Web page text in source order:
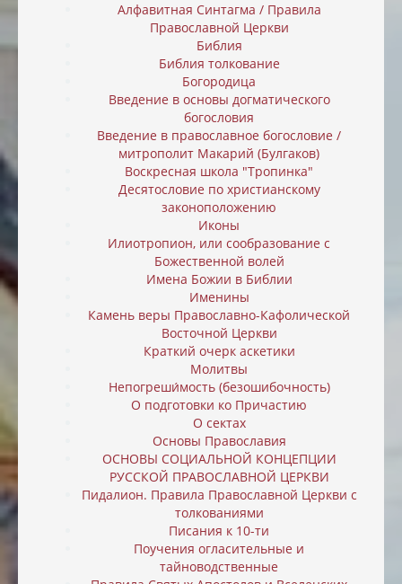
Алфавитная Синтагма / Правила
Православной Церкви
Библия
Библия толкование
Богородица
Введение в основы догматического
богословия
Введение в православное богословие /
митрополит Макарий (Булгаков)
Воскресная школа "Тропинка"
Десятословие по христианскому
законоположению
Иконы
Илиотропион, или cообразование с
Божественной волей
Имена Божии в Библии
Именины
Камень веры Православно-Кафолической
Восточной Церкви
Краткий очерк аскетики
Молитвы
Непогреши́мость (безошибочность)
О подготовки ко Причастию
О сектах
Основы Православия
ОСНОВЫ СОЦИАЛЬНОЙ КОНЦЕПЦИИ
РУССКОЙ ПРАВОСЛАВНОЙ ЦЕРКВИ
Пидалион. Правила Православной Церкви с
толкованиями
Писания к 10-ти
Поучения огласительные и
тайноводственные